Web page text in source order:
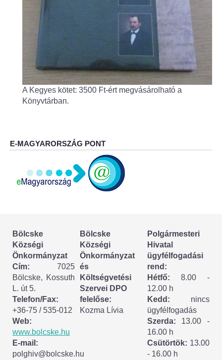
Kultúra
IKSZT - Integrált Közösségi és Szolgáltató Tér
Rendezvényház
Könyvtár
Körzeti megbízott
HIRDETMÉNYEK
CSÍKSZÉPVÍZ
VÁLASZTÁSI INFORMÁCIÓK
Választási szervek
Választási ügyintézés
2024. évi általános választások
Választópolgároknak
A Kegyes kötet: 3500 Ft-ért megvásárolható a
Könyvtárban.
E-MAGYARORSZÁG PONT
Bölcske
Községi
Önkormányzat
Cím: 7025
Bölcske, Kossuth
L. út 5.
Telefon/Fax:
+36-75 / 535-012
Web:
www.bolcske.hu
E-mail:
polghiv@bolcske.hu
Bölcske
Községi
Önkormányzat
és
Költségvetési
Szervei DPO
felelőse:
Kozma Lívia
Polgármesteri
Hivatal
ügyfélfogadási
rend:
Hétfő: 8.00 -
12.00 h
Kedd: nincs
ügyfélfogadás
Szerda: 13.00 -
16.00 h
Csütörtök: 13.00
- 16.00 h